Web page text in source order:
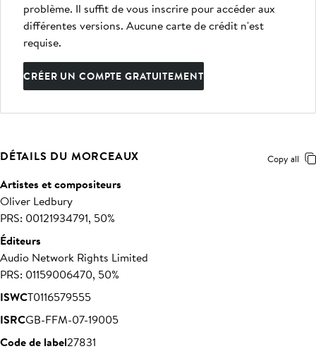
problème. Il suffit de vous inscrire pour accéder aux
différentes versions. Aucune carte de crédit n'est
requise.
CRÉER UN COMPTE GRATUITEMENT
DÉTAILS DU MORCEAUX Copy all
Artistes et compositeurs
Oliver Ledbury
PRS: 00121934791, 50%
Éditeurs
Audio Network Rights Limited
PRS: 01159006470, 50%
ISWCT0116579555
ISRCGB-FFM-07-19005
Code de label27831